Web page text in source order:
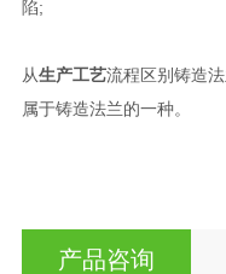
陷;
从生产工艺流程区别铸造
属于铸造法兰的一种。
产品咨询